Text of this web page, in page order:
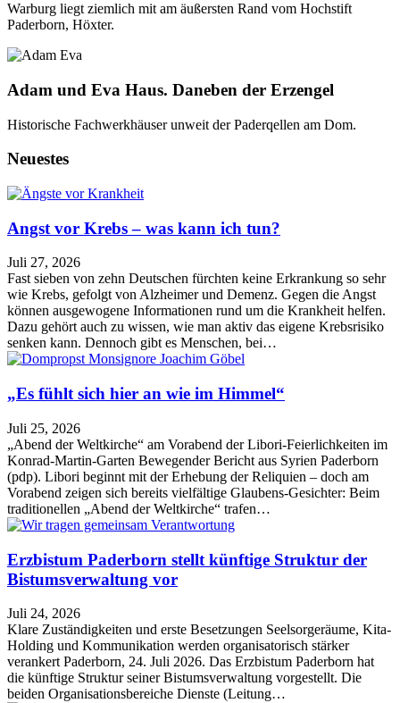
Warburg liegt ziemlich mit am äußersten Rand vom Hochstift
Paderborn, Höxter.
Adam und Eva Haus. Daneben der Erzengel
Historische Fachwerkhäuser unweit der Paderqellen am Dom.
Neuestes
Angst vor Krebs – was kann ich tun?
Juli 27, 2026
Fast sieben von zehn Deutschen fürchten keine Erkrankung so sehr
wie Krebs, gefolgt von Alzheimer und Demenz. Gegen die Angst
können ausgewogene Informationen rund um die Krankheit helfen.
Dazu gehört auch zu wissen, wie man aktiv das eigene Krebsrisiko
senken kann. Dennoch gibt es Menschen, bei…
„Es fühlt sich hier an wie im Himmel“
Juli 25, 2026
„Abend der Weltkirche“ am Vorabend der Libori-Feierlichkeiten im
Konrad-Martin-Garten Bewegender Bericht aus Syrien Paderborn
(pdp). Libori beginnt mit der Erhebung der Reliquien – doch am
Vorabend zeigen sich bereits vielfältige Glaubens-Gesichter: Beim
traditionellen „Abend der Weltkirche“ trafen…
Erzbistum Paderborn stellt künftige Struktur der
Bistumsverwaltung vor
Juli 24, 2026
Klare Zuständigkeiten und erste Besetzungen Seelsorgeräume, Kita-
Holding und Kommunikation werden organisatorisch stärker
verankert Paderborn, 24. Juli 2026. Das Erzbistum Paderborn hat
die künftige Struktur seiner Bistumsverwaltung vorgestellt. Die
beiden Organisationsbereiche Dienste (Leitung…